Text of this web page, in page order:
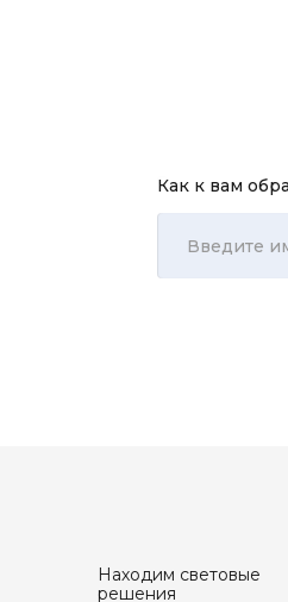
Как к вам
Находим световые
решения